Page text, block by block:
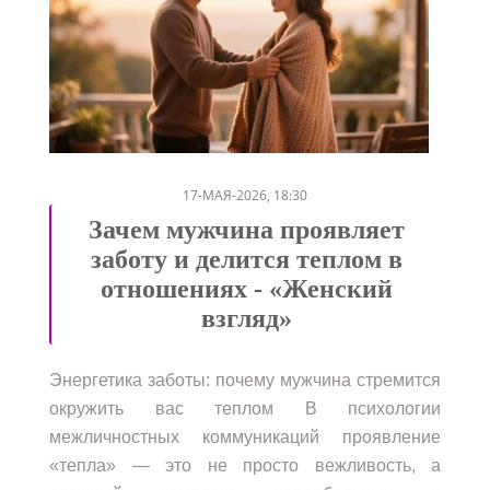
/ //
17-МАЯ-2026, 18:30
Зачем мужчина проявляет
заботу и делится теплом в
отношениях - «Женский
взгляд»
Энергетика заботы: почему мужчина стремится
окружить вас теплом В психологии
межличностных коммуникаций проявление
«тепла» — это не просто вежливость, а